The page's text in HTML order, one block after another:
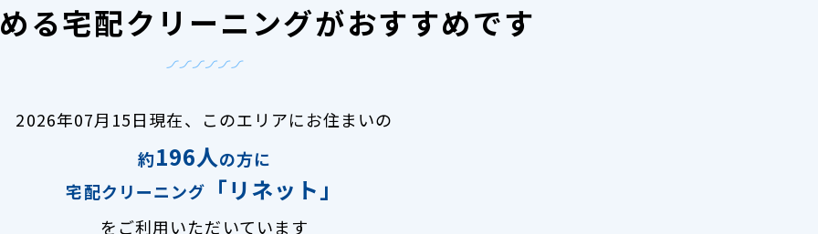
る宅配クリーニングがおすすめです
2026年07月15日現在、
このエリアにお住まいの
約196人の方に
宅配クリーニング
「リネット」
をご利用いただいています